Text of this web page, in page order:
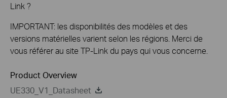
Link ?
IMPORTANT: les disponibilités des modèles et des
versions matérielles varient selon les régions. Merci de
vous référer au site TP-Link du pays qui vous concerne.
Product Overview
UE330_V1_Datasheet